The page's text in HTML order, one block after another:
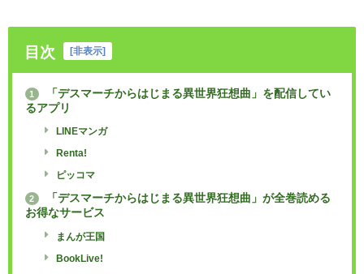
目次 [非表示]
1
「デスマーチからはじまる異世界狂想曲」を配信してい
るアプリ
LINEマンガ
Renta!
ピッコマ
2
「デスマーチからはじまる異世界狂想曲」が全巻読める
お得なサービス
まんが王国
BookLive!